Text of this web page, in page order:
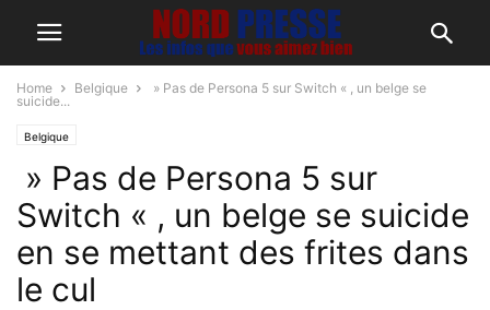
Home Belgique
» Pas de Persona 5 sur Switch « , un belge se
suicide...
Belgique
» Pas de Persona 5 sur
Switch « , un belge se suicide
en se mettant des frites dans
le cul